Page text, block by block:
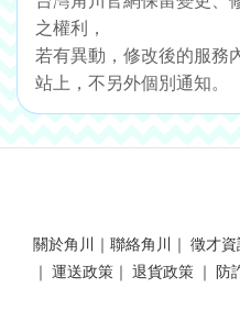
之權利，
若有異動，修改後的服務
站上，不另外個別通知。
關於角川 ｜ 聯絡角川 ｜ 徵才資
｜ 運送政策 ｜ 退貨政策 ｜ 防